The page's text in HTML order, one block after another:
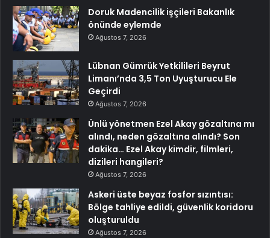
Doruk Madencilik işçileri Bakanlık
önünde eylemde
Ağustos 7, 2026
Lübnan Gümrük Yetkilileri Beyrut
Limanı’nda 3,5 Ton Uyuşturucu Ele
Geçirdi
Ağustos 7, 2026
Ünlü yönetmen Ezel Akay gözaltına mı
alındı, neden gözaltına alındı? Son
dakika… Ezel Akay kimdir, filmleri,
dizileri hangileri?
Ağustos 7, 2026
Askeri üste beyaz fosfor sızıntısı:
Bölge tahliye edildi, güvenlik koridoru
oluşturuldu
Ağustos 7, 2026